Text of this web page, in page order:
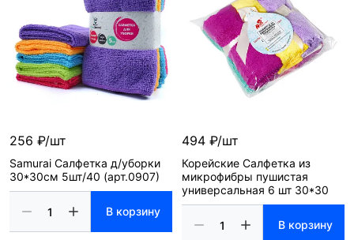
256 ₽/шт
Samurai Салфетка д/уборки
30*30см 5шт/40 (арт.0907)
В корзину
494 ₽/шт
Корейские Салфетка из
микрофибры пушистая
универсальная 6 шт 30*30
В корзину